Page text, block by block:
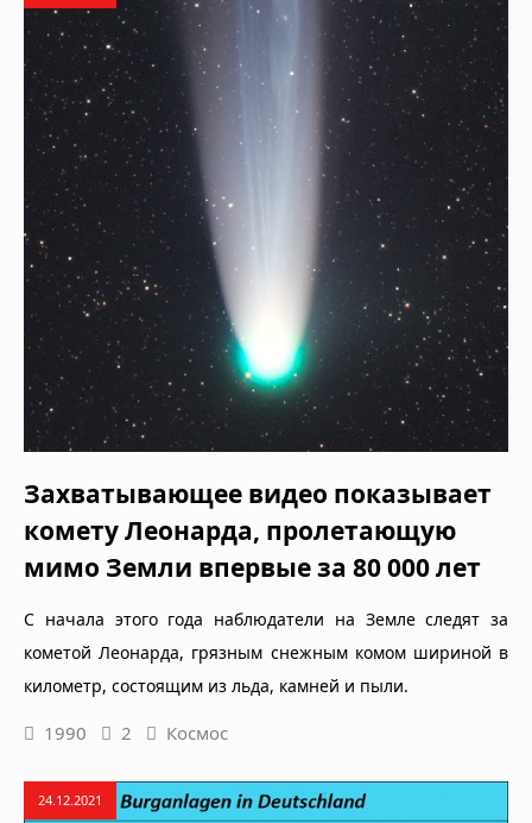
Захватывающее видео показывает
комету Леонарда, пролетающую
мимо Земли впервые за 80 000 лет
С начала этого года наблюдатели на Земле следят за
кометой Леонарда, грязным снежным комом шириной в
километр, состоящим из льда, камней и пыли.
1990 2 Космос
24.12.2021